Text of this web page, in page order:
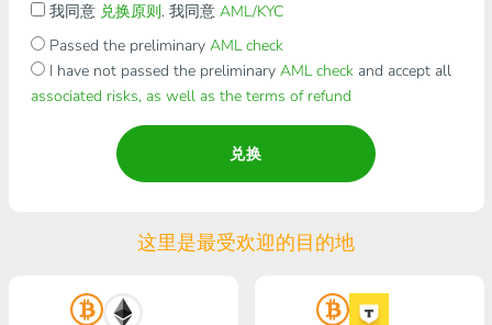
我同意 兑换原则. 我同意 AML/KYC
Passed the preliminary AML check
I have not passed the preliminary AML checkand accept all
associated risks, as well as the terms of refund
兑换
这里是最受欢迎的目的地